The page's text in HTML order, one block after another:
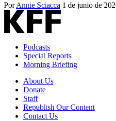
PorAnnie Sciacca 1 de junio de
Podcasts
Special Reports
Morning Briefing
About Us
Donate
Staff
Republish Our Content
Contact Us